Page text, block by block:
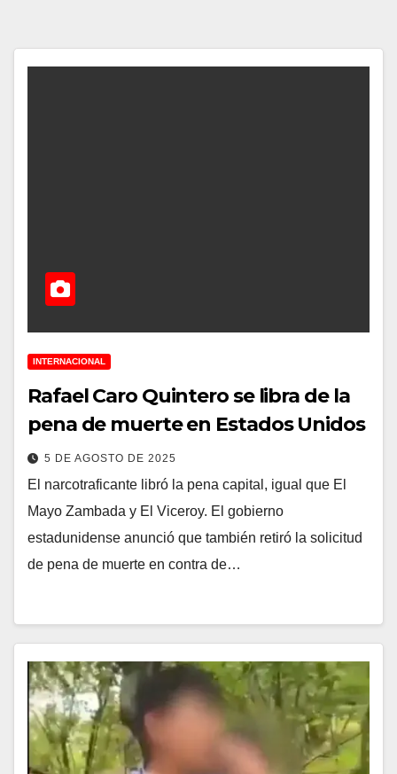
INTERNACIONAL
Rafael Caro Quintero se libra de la
pena de muerte en Estados Unidos
5 DE AGOSTO DE 2025
El narcotraficante libró la pena capital, igual que El
Mayo Zambada y El Viceroy. El gobierno
estadunidense anunció que también retiró la solicitud
de pena de muerte en contra de…